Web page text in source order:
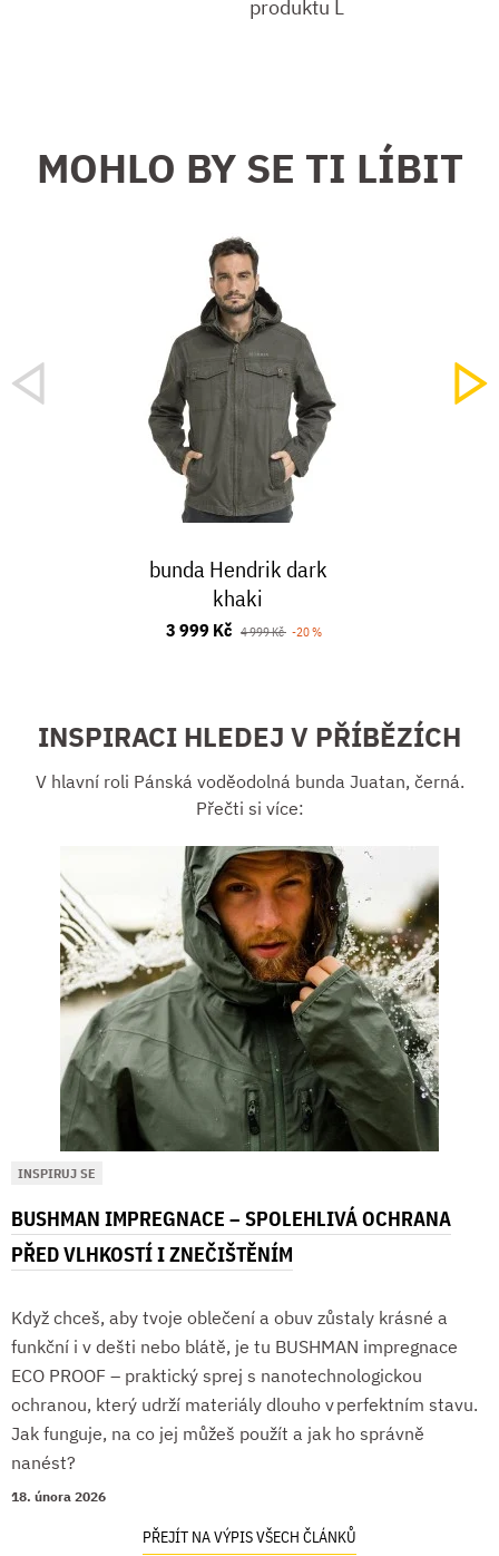
produktu L
MOHLO BY SE TI LÍBIT
bunda Hendrik dark
khaki
3 999 Kč 4 999 Kč -20 %
INSPIRACI HLEDEJ V PŘÍBĚZÍCH
V hlavní roli Pánská voděodolná bunda Juatan, černá.
Přečti si více:
INSPIRUJ SE
BUSHMAN IMPREGNACE – SPOLEHLIVÁ OCHRANA
PŘED VLHKOSTÍ I ZNEČIŠTĚNÍM
Když chceš, aby tvoje oblečení a obuv zůstaly krásné a
funkční i v dešti nebo blátě, je tu BUSHMAN impregnace
ECO PROOF – praktický sprej s nanotechnologickou
ochranou, který udrží materiály dlouho v perfektním stavu.
Jak funguje, na co jej můžeš použít a jak ho správně
nanést?
18. února 2026
PŘEJÍT NA VÝPIS VŠECH ČLÁNKŮ